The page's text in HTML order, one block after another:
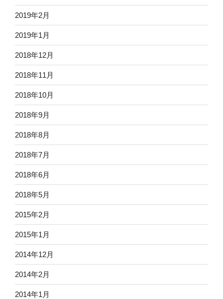
2019年2月
2019年1月
2018年12月
2018年11月
2018年10月
2018年9月
2018年8月
2018年7月
2018年6月
2018年5月
2015年2月
2015年1月
2014年12月
2014年2月
2014年1月